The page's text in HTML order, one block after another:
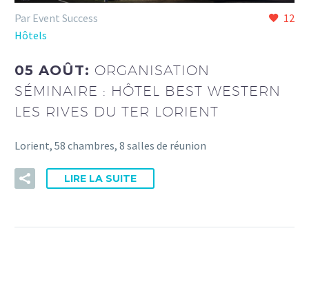
12
Par Event Success
Hôtels
05 AOÛT: ORGANISATION
SÉMINAIRE : HÔTEL BEST WESTERN
LES RIVES DU TER LORIENT
Lorient, 58 chambres, 8 salles de réunion
LIRE LA SUITE